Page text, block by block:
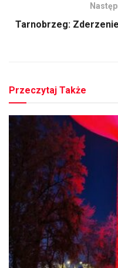
Tarnobrzeg:
Przeczytaj Także